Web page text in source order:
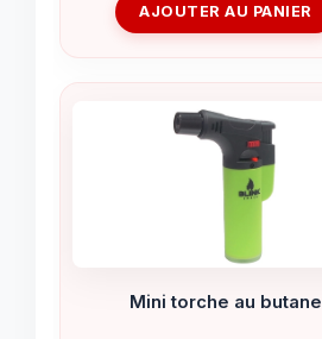
AJOUTER AU PANIER
Mini torche au butane